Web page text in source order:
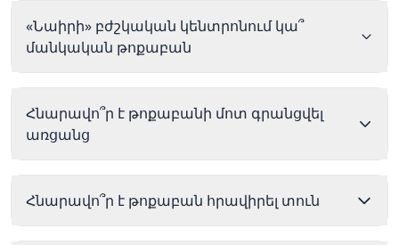
«Նաիրի» բժշկական կենտրոնում կա՞
մանկական թոքաբան
Հնարավո՞ր է թոքաբանի մոտ գրանցվել
առցանց
Հնարավո՞ր է թոքաբան հրավիրել տուն